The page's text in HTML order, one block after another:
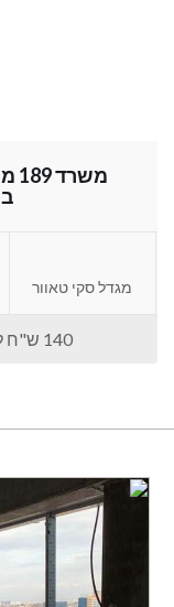
מגדל סקי טאוור
140 ש"ח למ"ר